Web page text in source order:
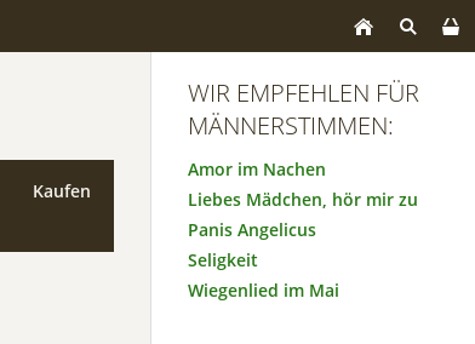
Kaufen
WIR EMPFEHLEN FÜR
MÄNNERSTIMMEN:
Amor im Nachen
Liebes Mädchen, hör mir zu
Panis Angelicus
Seligkeit
Wiegenlied im Mai